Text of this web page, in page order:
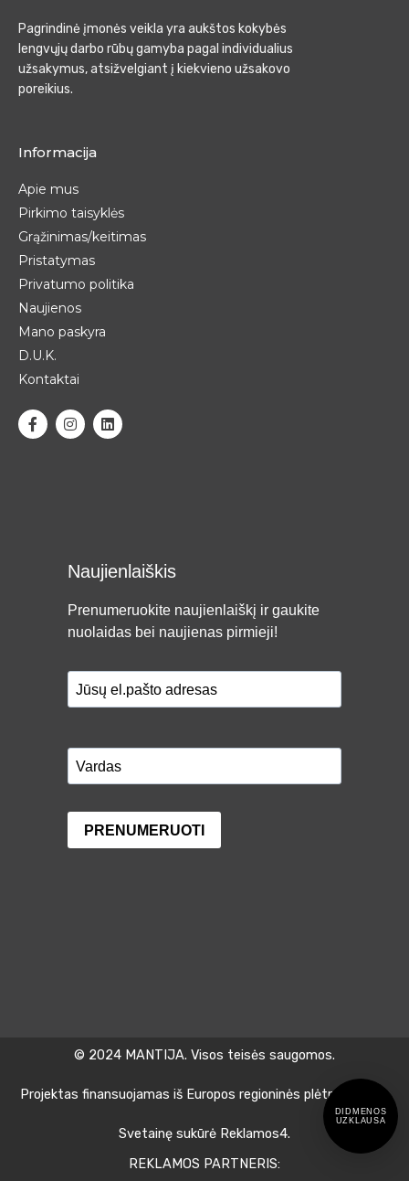
Pagrindinė įmonės veikla yra aukštos kokybės
lengvųjų darbo rūbų gamyba pagal individualius
užsakymus, atsižvelgiant į kiekvieno užsakovo
poreikius.
Informacija
Apie mus
Pirkimo taisyklės
Grąžinimas/keitimas
Pristatymas
Privatumo politika
Naujienos
Mano paskyra
D.U.K.
Kontaktai
© 2024 MANTIJA. Visos teisės saugomos.
Projektas finansuojamas iš Europos regioninės plėtros fondo.
Svetainę sukūrė Reklamos4.
REKLAMOS PARTNERIS:
DIDMENOS
UZKLAUSA